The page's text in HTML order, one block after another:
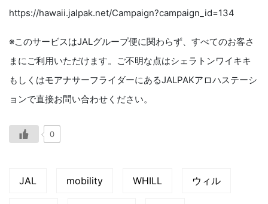
https://hawaii.jalpak.net/Campaign?campaign_id=134
※このサービスはJALグループ便に関わらず、すべてのお客さ
まにご利用いただけます。ご不明な点はシェラトンワイキキ
もしくはモアナサーフライダーにあるJALPAKアロハステーシ
ョンで直接お問い合わせください。
0
JAL mobility WHILL ウィル